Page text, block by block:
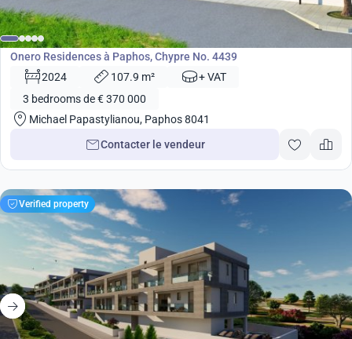
de€370 000
Développement
Onero Residences à Paphos, Chypre No. 4439
2024
107.9 m²
+ VAT
3 bedrooms de € 370 000
Michael Papastylianou, Paphos 8041
Contacter le vendeur
Verified property